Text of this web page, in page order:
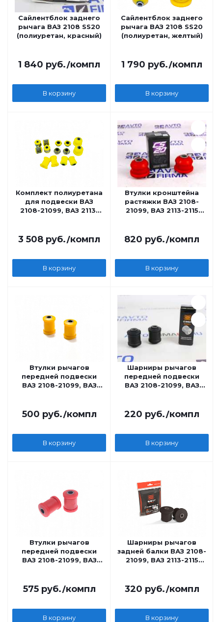
Сайлентблок заднего
рычага ВАЗ 2108 SS20
(полиуретан, красный)
1 840 руб./компл
В корзину
Сайлентблок заднего
рычага ВАЗ 2108 SS20
(полиуретан, желтый)
1 790 руб./компл
В корзину
Комплект полиуретана
для подвески ВАЗ
2108-21099, ВАЗ 2113-
3 508 руб./компл
В корзину
Втулки кронштейна
растяжки ВАЗ 2108-
21099, ВАЗ 2113-2115
820 руб./компл
В корзину
Втулки рычагов
передней подвески
ВАЗ 2108-21099, ВАЗ
500 руб./компл
В корзину
Шарниры рычагов
передней подвески
ВАЗ 2108-21099, ВАЗ
220 руб./компл
В корзину
Втулки рычагов
передней подвески
ВАЗ 2108-21099, ВАЗ
575руб./компл
В корзину
Шарниры рычагов
задней балки ВАЗ 2108-
21099, ВАЗ 2113-2115
320 руб./компл
В корзину